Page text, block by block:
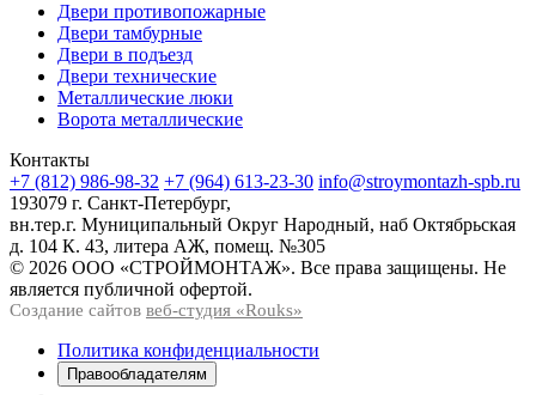
Двери противопожарные
Двери тамбурные
Двери в подъезд
Двери технические
Металлические люки
Ворота металлические
Контакты
+7 (812) 986-98-32 +7 (964) 613-23-30 info@stroymontazh-spb.ru
193079 г. Санкт-Петербург,
вн.тер.г. Муниципальный Округ Народный, наб Октябрьская
д. 104 К. 43, литера АЖ, помещ. №305
© 2026 ООО «СТРОЙМОНТАЖ». Все права защищены. Не
является публичной офертой.
Создание сайтов веб-студия «Rouks»
Политика конфиденциальности
Правообладателям